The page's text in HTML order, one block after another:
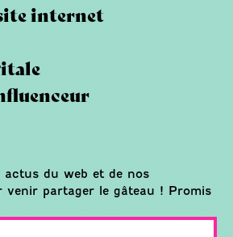
internet
actus du web et de nos
venir partager le gâteau ! Promis